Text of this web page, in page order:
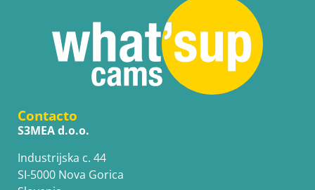
Contacto
S3MEA d.o.o.
Industrijska c. 44
SI-5000 Nova Gorica